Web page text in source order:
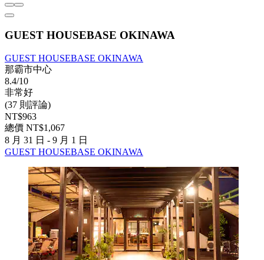
GUEST HOUSEBASE OKINAWA
GUEST HOUSEBASE OKINAWA
那霸市中心
8.4/10
非常好
(37 則評論)
NT$963
總價 NT$1,067
8 月 31 日 - 9 月 1 日
GUEST HOUSEBASE OKINAWA